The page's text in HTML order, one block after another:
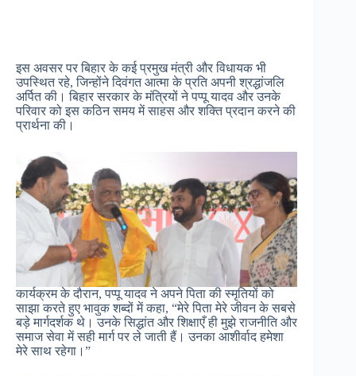
इस अवसर पर बिहार के कई प्रमुख मंत्री और विधायक भी
उपस्थित रहे, जिन्होंने दिवंगत आत्मा के प्रति अपनी श्रद्धांजलि
अर्पित की। बिहार सरकार के मंत्रियों ने पप्पू यादव और उनके
परिवार को इस कठिन समय में साहस और शक्ति प्रदान करने की
प्रार्थना की।
कार्यक्रम के दौरान, पप्पू यादव ने अपने पिता की स्मृतियों को
साझा करते हुए भावुक शब्दों में कहा, “मेरे पिता मेरे जीवन के सबसे
बड़े मार्गदर्शक थे। उनके सिद्धांत और शिक्षाएँ ही मुझे राजनीति और
समाज सेवा में सही मार्ग पर ले जाती हैं। उनका आशीर्वाद हमेशा
मेरे साथ रहेगा।”